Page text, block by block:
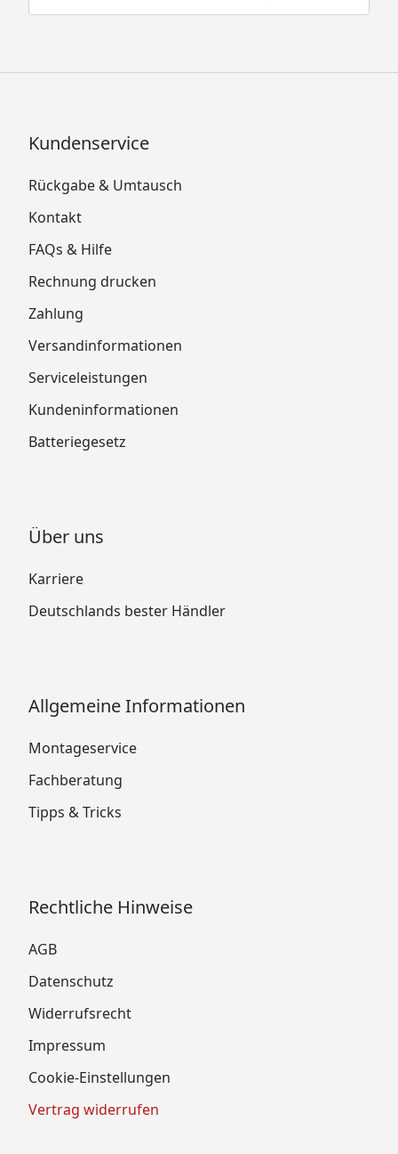
Kundenservice
Rückgabe & Umtausch
Kontakt
FAQs & Hilfe
Rechnung drucken
Zahlung
Versandinformationen
Serviceleistungen
Kundeninformationen
Batteriegesetz
Über uns
Karriere
Deutschlands bester Händler
Allgemeine Informationen
Montageservice
Fachberatung
Tipps & Tricks
Rechtliche Hinweise
AGB
Datenschutz
Widerrufsrecht
Impressum
Cookie-Einstellungen
Vertrag widerrufen